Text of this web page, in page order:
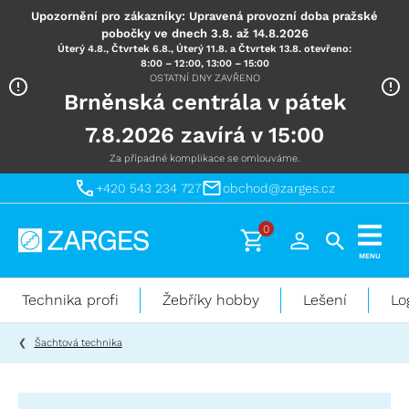
Upozornění pro zákazníky: Upravená provozní doba pražské
pobočky ve dnech 3.8. až 14.8.2026
Úterý 4.8., Čtvrtek 6.8., Úterý 11.8. a Čtvrtek 13.8. otevřeno:
8:00 – 12:00, 13:00 – 15:00
OSTATNÍ DNY ZAVŘENO
Brněnská centrála v pátek
7.8.2026 zavírá v 15:00
Za případné komplikace se omlouváme.
+420 543 234 727 obchod@zarges.cz
Technika
práci
výškách
0
MENU
Technika profi Žebříky hobby Lešení
Šachtová technika